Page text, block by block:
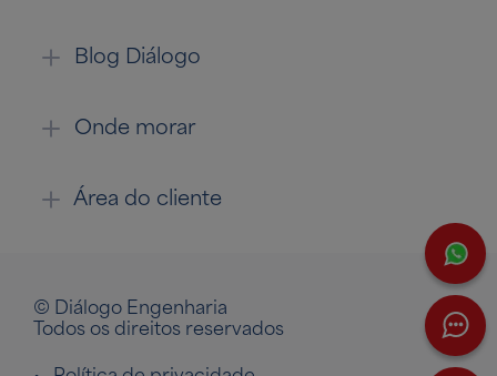
Blog Diálogo
Onde morar
Área do cliente
© Diálogo Engenharia
Todos os direitos reservados